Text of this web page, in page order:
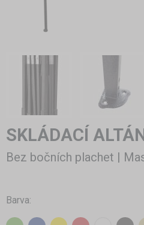
SKLÁDACÍ
Bez bočních plachet |
Barva: